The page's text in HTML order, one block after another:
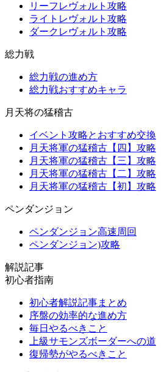
リーフレヴォルト攻略
ライトレヴォルト攻略
ダークレヴォルト攻略
総力戦
総力戦の進め方
総力戦おすすめキャラ
月天将の猛稽古
イベント攻略とおすすめ交換
月天将軍の猛稽古【四】攻略
月天将軍の猛稽古【三】攻略
月天将軍の猛稽古【二】攻略
月天将軍の猛稽古【初】攻略
ペンダンジョン
ペンダンジョン高速周回
ペンダンジョン)攻略
解説記事
初心者指南
初心者解説記事まとめ
序盤の効率的な進め方
毎日やるべきこと
上級サモンズボーダーへの道
復帰勢がやるべきこと